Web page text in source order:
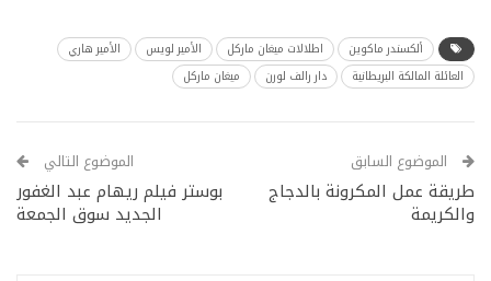
ألكسندر ماكوين اطلالات ميغان ماركل الأمير لويس
الأمير هاري
العائلة المالكة البريطانية
دار رالف لورن ميغان ماركل
الموضوع السابق
طريقة عمل المكرونة بالدجاج
والكريمة
الموضوع التالي
بوستر فيلم ريهام عبد الغفور
الجديد سوق الجمعة